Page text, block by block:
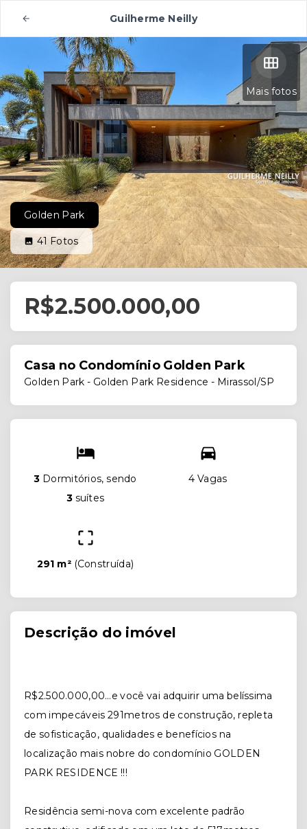
Guilherme Neilly
Mais fotos
Golden Park
41 Fotos
R$2.500.000,00
Casa no Condomínio Golden Park
Golden Park - Golden Park Residence - Mirassol/SP
3 Dormitórios, sendo
3suítes
4 Vagas
291 m² (Construída)
Descrição do imóvel
R$2.500.000,00…e você vai adquirir uma belíssima
com impecáveis 291metros de construção, repleta
de sofisticação, qualidades e benefícios na
localização mais nobre do condomínio GOLDEN
PARK RESIDENCE !!!
Residência semi-nova com excelente padrão